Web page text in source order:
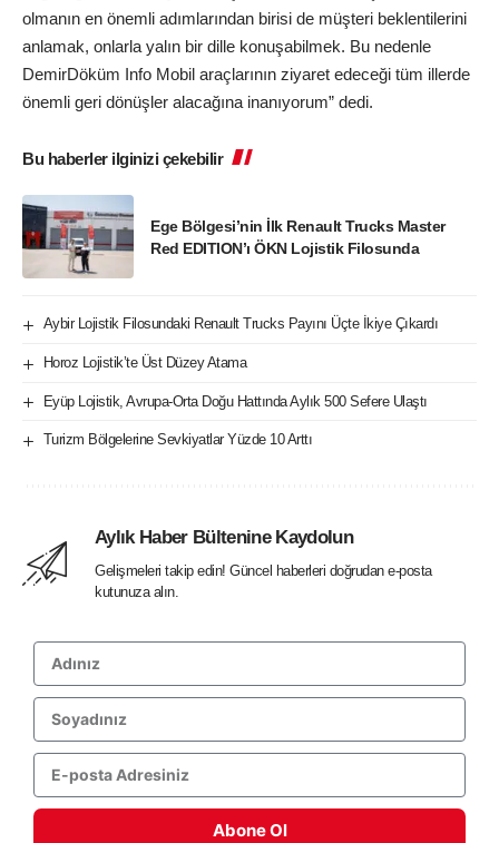
olmanın en önemli adımlarından birisi de müşteri beklentilerini
anlamak, onlarla yalın bir dille konuşabilmek. Bu nedenle
DemirDöküm Info Mobil araçlarının ziyaret edeceği tüm illerde
önemli geri dönüşler alacağına inanıyorum” dedi.
Bu haberler ilginizi çekebilir
Ege Bölgesi’nin İlk Renault Trucks Master
Red EDITION’ı ÖKN Lojistik Filosunda
Aybir Lojistik Filosundaki Renault Trucks Payını Üçte İkiye Çıkardı
Horoz Lojistik’te Üst Düzey Atama
Eyüp Lojistik, Avrupa-Orta Doğu Hattında Aylık 500 Sefere Ulaştı
Turizm Bölgelerine Sevkiyatlar Yüzde 10 Arttı
Aylık Haber Bültenine Kaydolun
Gelişmeleri takip edin! Güncel haberleri doğrudan e-posta
kutunuza alın.
Abone Ol